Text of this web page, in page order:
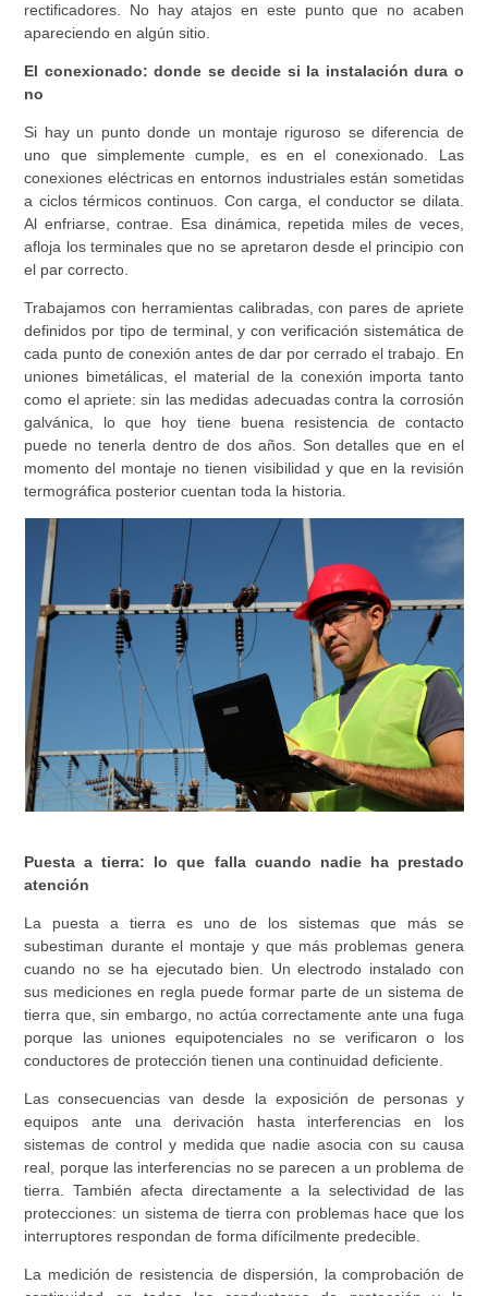
rectificadores. No hay atajos en este punto que no acaben
apareciendo en algún sitio.
El conexionado: donde se decide si la instalación dura o
no
Si hay un punto donde un montaje riguroso se diferencia de
uno que simplemente cumple, es en el conexionado. Las
conexiones eléctricas en entornos industriales están sometidas
a ciclos térmicos continuos. Con carga, el conductor se dilata.
Al enfriarse, contrae. Esa dinámica, repetida miles de veces,
afloja los terminales que no se apretaron desde el principio con
el par correcto.
Trabajamos con herramientas calibradas, con pares de apriete
definidos por tipo de terminal, y con verificación sistemática de
cada punto de conexión antes de dar por cerrado el trabajo. En
uniones bimetálicas, el material de la conexión importa tanto
como el apriete: sin las medidas adecuadas contra la corrosión
galvánica, lo que hoy tiene buena resistencia de contacto
puede no tenerla dentro de dos años. Son detalles que en el
momento del montaje no tienen visibilidad y que en la revisión
termográfica posterior cuentan toda la historia.
Puesta a tierra: lo que falla cuando nadie ha prestado
atención
La puesta a tierra es uno de los sistemas que más se
subestiman durante el montaje y que más problemas genera
cuando no se ha ejecutado bien. Un electrodo instalado con
sus mediciones en regla puede formar parte de un sistema de
tierra que, sin embargo, no actúa correctamente ante una fuga
porque las uniones equipotenciales no se verificaron o los
conductores de protección tienen una continuidad deficiente.
Las consecuencias van desde la exposición de personas y
equipos ante una derivación hasta interferencias en los
sistemas de control y medida que nadie asocia con su causa
real, porque las interferencias no se parecen a un problema de
tierra. También afecta directamente a la selectividad de las
protecciones: un sistema de tierra con problemas hace que los
interruptores respondan de forma difícilmente predecible.
La medición de resistencia de dispersión, la comprobación de